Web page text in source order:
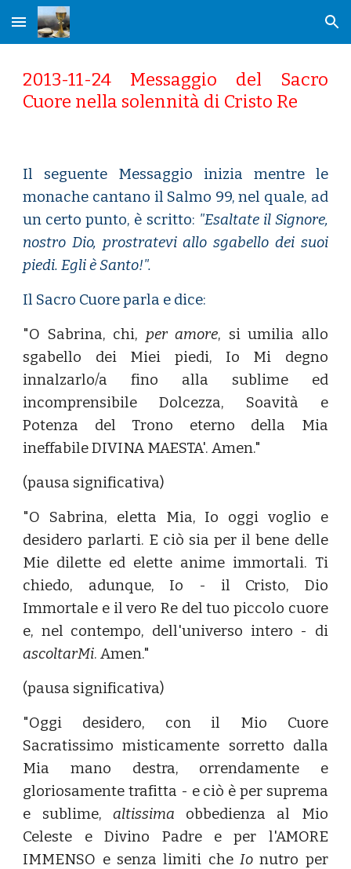
Skip to main content Skip to navigation
2013-11-24 Messaggio del Sacro
Cuore nella solennità di Cristo Re
Il seguente Messaggio inizia mentre le
monache cantano il Salmo 99, nel quale, ad
un certo punto, è scritto: "Esaltate il Signore,
nostro Dio, prostratevi allo sgabello dei suoi
piedi. Egli è Santo!".
Il Sacro Cuore parla e dice:
"O Sabrina, chi, per amore, si umilia allo
sgabello dei Miei piedi, Io Mi degno
innalzarlo/a fino alla sublime ed
incomprensibile Dolcezza, Soavità e
Potenza del Trono eterno della Mia
ineffabile DIVINA MAESTA'. Amen."
(pausa significativa)
"O Sabrina, eletta Mia, Io oggi voglio e
desidero parlarti. E ciò sia per il bene delle
Mie dilette ed elette anime immortali. Ti
chiedo, adunque, Io - il Cristo, Dio
Immortale e il vero Re del tuo piccolo cuore
e, nel contempo, dell'universo intero - di
ascoltarMi. Amen."
(pausa significativa)
"Oggi desidero, con il Mio Cuore
Sacratissimo misticamente sorretto dalla
Mia mano destra, orrendamente e
gloriosamente trafitta - e ciò è per suprema
e sublime, altissima obbedienza al Mio
Celeste e Divino Padre e per l'AMORE
IMMENSO e senza limiti che Ionutro per